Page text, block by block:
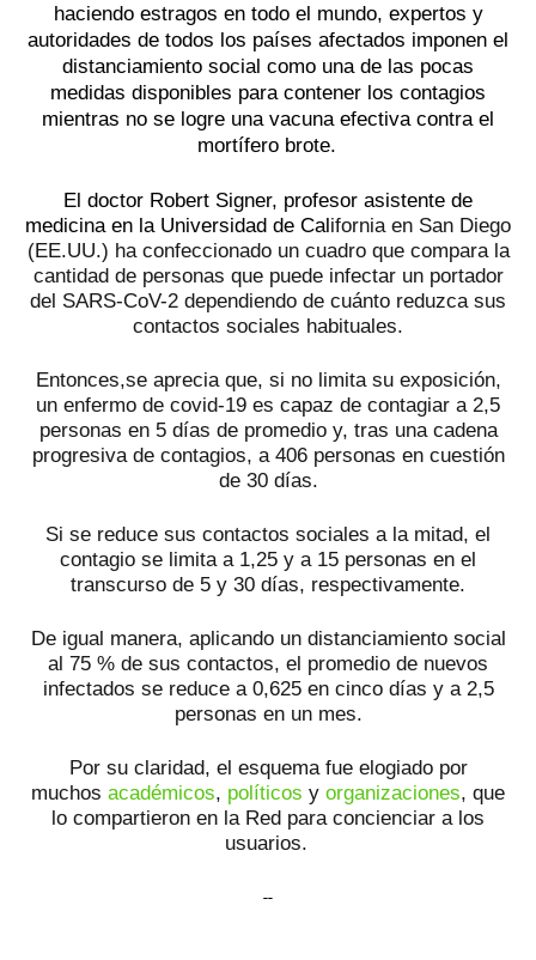
haciendo estragos en todo el mundo, expertos y
autoridades de todos los países afectados imponen el
distanciamiento social como una de las pocas
medidas disponibles para contener los contagios
mientras no se logre una vacuna efectiva contra el
mortífero brote.
El doctor Robert Signer, profesor asistente de
medicina en la Universidad de California en San Diego
(EE.UU.) ha confeccionado un cuadro que compara la
cantidad de personas que puede infectar un portador
del SARS-CoV-2 dependiendo de cuánto reduzca sus
contactos sociales habituales.
Entonces,se aprecia que, si no limita su exposición,
un enfermo de covid-19 es capaz de contagiar a 2,5
personas en 5 días de promedio y, tras una cadena
progresiva de contagios, a 406 personas en cuestión
de 30 días.
Si se reduce sus contactos sociales a la mitad, el
contagio se limita a 1,25 y a 15 personas en el
transcurso de 5 y 30 días, respectivamente.
De igual manera, aplicando un distanciamiento social
al 75 % de sus contactos, el promedio de nuevos
infectados se reduce a 0,625 en cinco días y a 2,5
personas en un mes.
Por su claridad, el esquema fue elogiado por
muchos académicos, políticos y organizaciones, que
lo compartieron en la Red para concienciar a los
usuarios.
--